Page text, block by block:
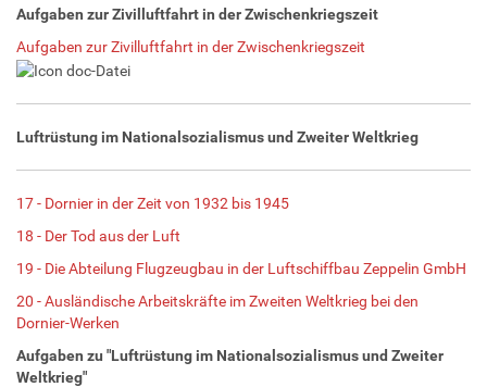
Aufgaben zur Zivilluftfahrt in der Zwischenkriegszeit
Aufgaben zur Zivilluftfahrt in der Zwischenkriegszeit
Luftrüstung im Nationalsozialismus und Zweiter Weltkrieg
17 - Dornier in der Zeit von 1932 bis 1945
18 - Der Tod aus der Luft
19 - Die Abteilung Flugzeugbau in der Luftschiffbau Zeppelin GmbH
20 - Ausländische Arbeitskräfte im Zweiten Weltkrieg bei den
Dornier-Werken
Aufgaben zu "Luftrüstung im Nationalsozialismus und Zweiter
Weltkrieg"